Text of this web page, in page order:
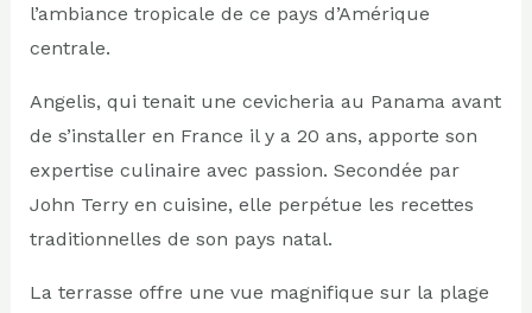
l’ambiance tropicale de ce pays d’Amérique
centrale.
Angelis, qui tenait une cevicheria au Panama avant
de s’installer en France il y a 20 ans, apporte son
expertise culinaire avec passion. Secondée par
John Terry en cuisine, elle perpétue les recettes
traditionnelles de son pays natal.
La terrasse offre une vue magnifique sur la plage